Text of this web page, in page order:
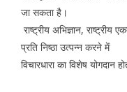
जा सकता है।
राष्ट्रीय अभिज्ञान, राष्ट्रीय
प्रति निष्ठा उत्पन्न करने में
विचारधारा का विशेष योगदान